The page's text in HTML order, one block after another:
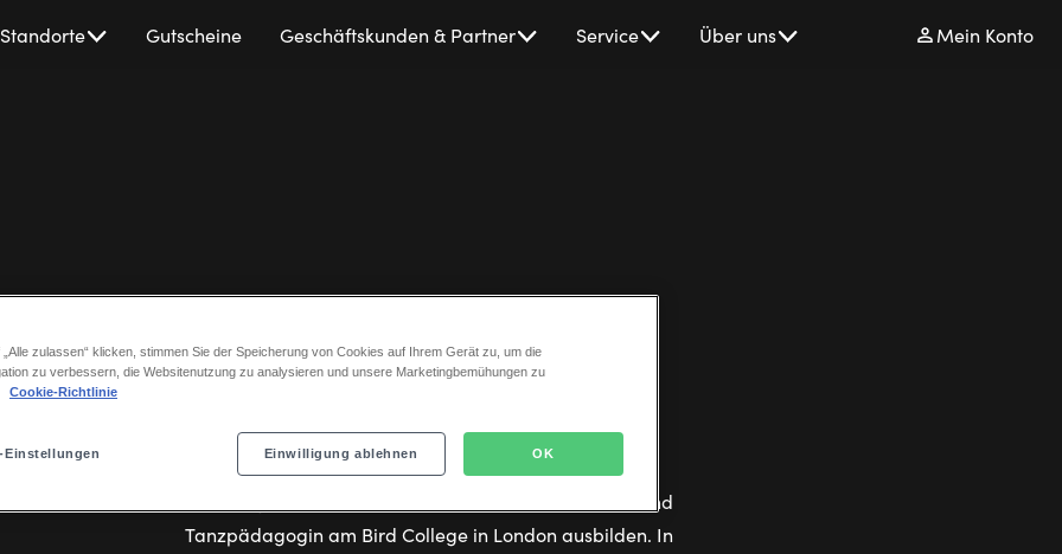
Standorte Gutscheine Geschäftskunden & Partner Service Über uns Mein Konto
Alex Avenell studierte an der Roshe School, der Bush
Academy und schließlich ließ sie sich als Darstellerin und
Tanzpädagogin am Bird College in London ausbilden. In
„Alle zulassen“ klicken, stimmen Sie der Speicherung von Cookies auf Ihrem Gerät zu, um die
zu verbessern, die Websitenutzung zu analysieren und unsere Marketingbemühungen zu
Cookie-Richtlinie
Einstellungen Einwilligung ablehnen OK